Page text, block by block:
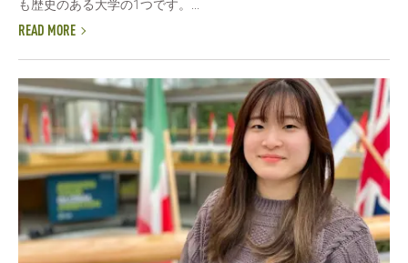
も歴史のある大学の1つです。...
READ MORE